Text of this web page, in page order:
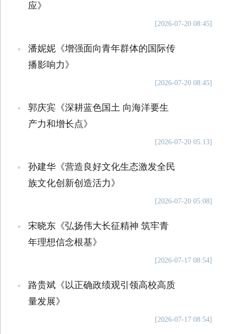
应》
[2026-07-20 08:45]
潘妮妮《增强面向青年群体的国际传
播影响力》
[2026-07-20 08:45]
郭庆宾《深耕蓝色国土 向海洋要生
产力和增长点》
[2026-07-20 05:13]
孙建华《营造良好文化生态激发全民
族文化创新创造活力》
[2026-07-20 05:08]
宋晓东《弘扬伟大长征精神 筑牢青
年理想信念根基》
[2026-07-17 08:54]
路贵斌《以正确政绩观引领高校高质
量发展》
[2026-07-17 08:54]